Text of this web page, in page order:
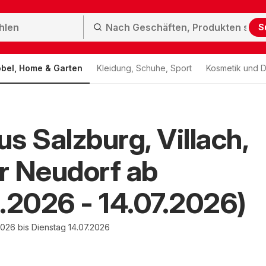
Home & Garten Kleidung, Schuhe, Sport Kosmetik und
Salzburg, Villach,
Neudorf ab
- 14.07.2026)
bis Dienstag 14.07.2026